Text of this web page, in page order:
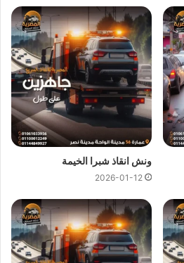
كل هذا باقل سعر كما نقدم عروض وخصومات تصل الي خصم 50%
ونش انقاذ في عابدينلسحب و انقاذ
صيانة او توكيل سيارات ، اتصل بنا
هوارخص ونش انقاذ في عابدين
عابدين 01144849927او
ليصلكونش انقاذ سيارات
وسائل الامان والراحة.
بعابدين
لانقاذ السياراتهى خبرتنا
نقل السياراتفنحن نمتلك اسطول
ونش انقاذ شبرا الخيمة
2026-01-12